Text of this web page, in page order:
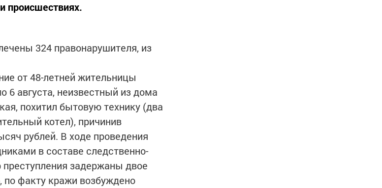
происшествиях.
324 правонарушителя, из
от 48-летней жительницы
6 августа, неизвестный из дома
похитил бытовую технику (два
котел), причинив
рублей. В ходе проведения
в составе следственно-
задержаны двое
по факту кражи возбуждено